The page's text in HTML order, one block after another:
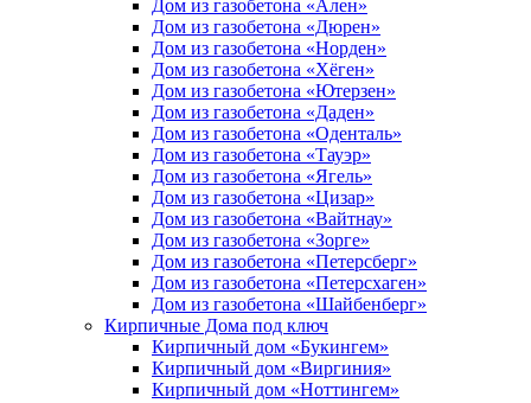
Дом из газобетона «Ален»
Дом из газобетона «Дюрен»
Дом из газобетона «Норден»
Дом из газобетона «Хёген»
Дом из газобетона «Ютерзен»
Дом из газобетона «Даден»
Дом из газобетона «Оденталь»
Дом из газобетона «Тауэр»
Дом из газобетона «Ягель»
Дом из газобетона «Цизар»
Дом из газобетона «Вайтнау»
Дом из газобетона «Зорге»
Дом из газобетона «Петерсберг»
Дом из газобетона «Петерсхаген»
Дом из газобетона «Шайбенберг»
Кирпичные Дома под ключ
Кирпичный дом «Букингем»
Кирпичный дом «Виргиния»
Кирпичный дом «Ноттингем»